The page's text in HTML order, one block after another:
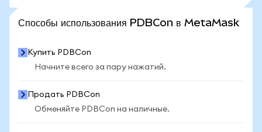
Способы использования PDBCon в MetaMask
Купить PDBCon
Начните всего за пару нажатий.
Продать PDBCon
Обменяйте PDBCon на наличные.